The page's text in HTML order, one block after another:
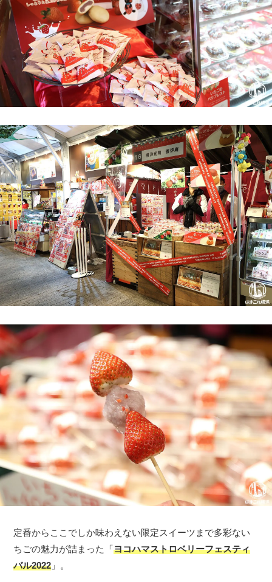
定番からここでしか味わえない限定スイーツまで多彩ない
ちごの魅力が詰まった「ヨコハマストロベリーフェスティ
バル2022 」。